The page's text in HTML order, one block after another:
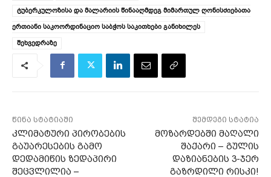
ტუბერკულოზისა და მალარიის წინააღმდეგ მიმართულ ღონისძიებათა
ერთიანი საკოორდინაციო საბჭოს საკითხები განიხილეს
შეხვედრაზე
წინა სტატიაში
კლიმატური პირობების
გაუარესების გამო
დედამიწის ზედაპირი
შეცვლილია –
შემდეგი სტატია
მოზარდებში მაღალი
შაქარი – გულის
დაზიანების 3-ჯერ
გაზრდილი რისკი!